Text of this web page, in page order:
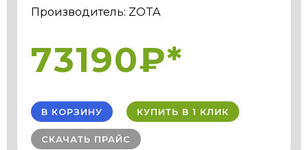
Производитель: ZOTA
73190₽*
В КОРЗИНУ КУПИТЬ В 1 КЛИК
СКАЧАТЬ ПРАЙС